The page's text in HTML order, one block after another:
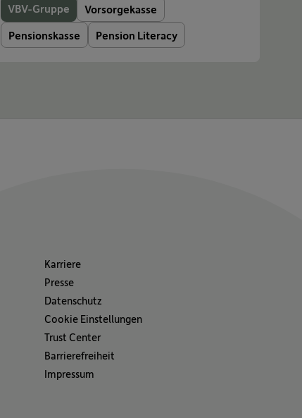
VBV-Gruppe
Vorsorgekasse
Pensionskasse
Pension Literacy
Karriere
Presse
Datenschutz
Cookie Einstellungen
Trust Center
Barrierefreiheit
Impressum